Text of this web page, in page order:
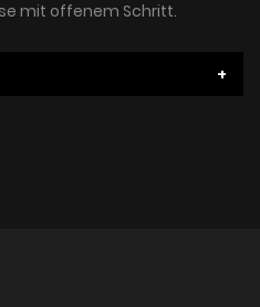
mit offenem Schritt.